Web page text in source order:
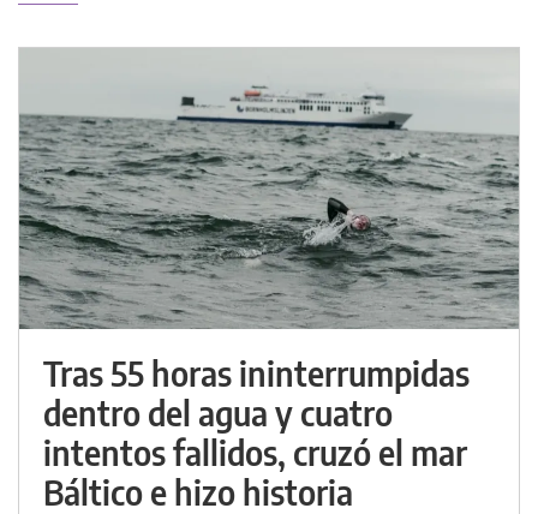
Tras 55 horas ininterrumpidas
dentro del agua y cuatro
intentos fallidos, cruzó el mar
Báltico e hizo historia